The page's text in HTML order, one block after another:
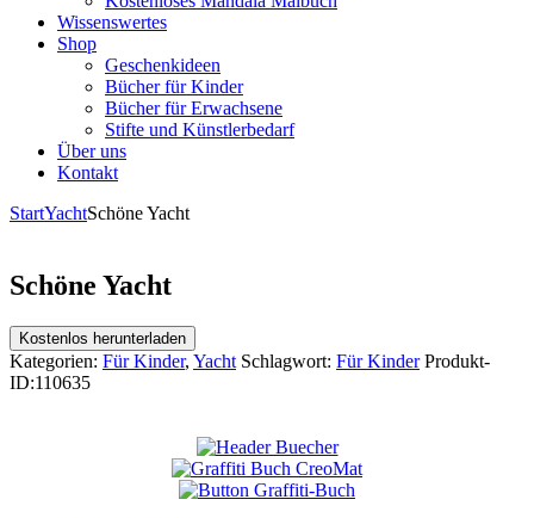
Wissenswertes
Shop
Geschenkideen
Bücher für Kinder
Bücher für Erwachsene
Stifte und Künstlerbedarf
Über uns
Kontakt
StartYachtSchöne Yacht
Schöne Yacht
Kostenlos herunterladen
Kategorien: Für Kinder, Yacht Schlagwort: Für Kinder Produkt-
ID:110635